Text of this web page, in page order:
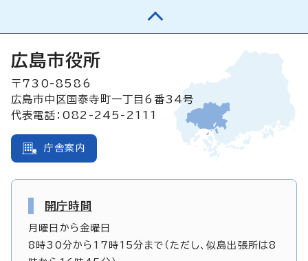
広島市役所
〒730-8586
広島市中区国泰寺町一丁目6番34号
代表電話：082-245-2111
庁舎案内
開庁時間
月曜日から金曜日
8時30分から17時15分まで（ただし、似島出張所は8